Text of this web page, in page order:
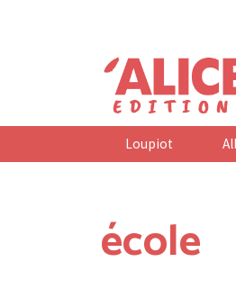
Maison d'édition
Loupiot
école